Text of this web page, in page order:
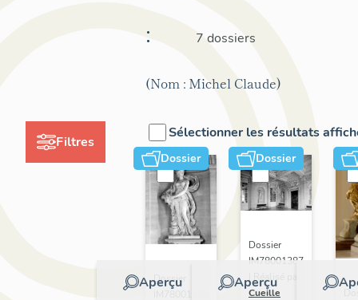
Filtres
:
7 dossiers
(Nom : Michel Claude)
Sélectionner les résultats
Dossier
Aperçu
Dossier
Dossier
Aperçu
Dossier
IM78001387
Cueille